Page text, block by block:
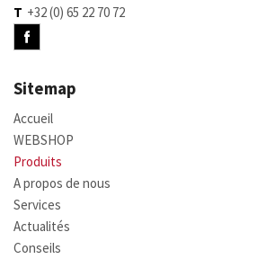
T +32 (0) 65 22 70 72
Sitemap
Accueil
WEBSHOP
Produits
A propos de nous
Services
Actualités
Conseils